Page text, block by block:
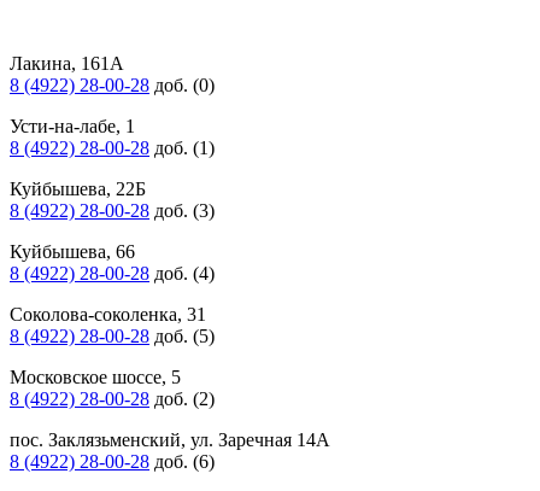
Лакина, 161А
8 (4922) 28-00-28 доб. (0)
Усти-на-лабе, 1
8 (4922) 28-00-28 доб. (1)
Куйбышева, 22Б
8 (4922) 28-00-28 доб. (3)
Куйбышева, 66
8 (4922) 28-00-28 доб. (4)
Соколова-соколенка, 31
8 (4922) 28-00-28 доб. (5)
Московское шоссе, 5
8 (4922) 28-00-28 доб. (2)
пос. Заклязьменский, ул. Заречная 14А
8 (4922) 28-00-28 доб. (6)